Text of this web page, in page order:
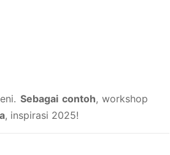
Sebagai contoh, workshop
, inspirasi 2025!